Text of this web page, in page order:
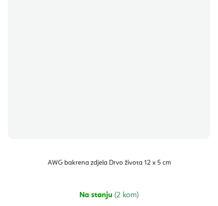
AWG bakrena zdjela Drvo života 12 x 5 cm
Na stanju (2 kom)